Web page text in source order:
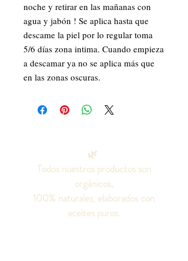
noche y retirar en las mañanas con
agua y jabón ! Se aplica hasta que
descame la piel por lo regular toma
5/6 días zona intima. Cuando empieza
a descamar ya no se aplica más que
en las zonas oscuras.
🌿
Todos nuestros productos son
orgánicos,
100% naturales, elaborados con
aceites puros.